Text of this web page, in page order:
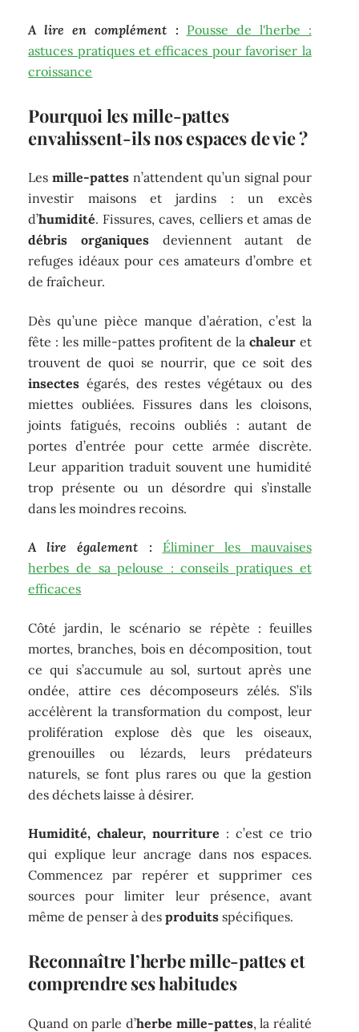
A lire en complément : Pousse de l'herbe :
astuces pratiques et efficaces pour favoriser la
croissance
Pourquoi les mille-pattes
envahissent-ils nos espaces de vie ?
Lesmille-pattes n’attendent qu’un signal pour
investir maisons et jardins : un excès
d’humidité. Fissures, caves, celliers et amas de
débris organiquesdeviennent autant de
refuges idéaux pour ces amateurs d’ombre et
de fraîcheur.
Dès qu’une pièce manque d’aération, c’est la
fête : les mille-pattes profitent de la chaleuret
trouvent de quoi se nourrir, que ce soit des
insectes égarés, des restes végétaux ou des
miettes oubliées. Fissures dans les cloisons,
joints fatigués, recoins oubliés : autant de
portes d’entrée pour cette armée discrète.
Leur apparition traduit souvent une humidité
trop présente ou un désordre qui s’installe
dans les moindres recoins.
A lire également :
Éliminer les mauvaises
herbes de sa pelouse : conseils pratiques et
efficaces
Côté jardin, le scénario se répète : feuilles
mortes, branches, bois en décomposition, tout
ce qui s’accumule au sol, surtout après une
ondée, attire ces décomposeurs zélés. S’ils
accélèrent la transformation du compost, leur
prolifération explose dès que les oiseaux,
grenouilles ou lézards, leurs prédateurs
naturels, se font plus rares ou que la gestion
des déchets laisse à désirer.
Humidité, chaleur, nourriture : c’est ce trio
qui explique leur ancrage dans nos espaces.
Commencez par repérer et supprimer ces
sources pour limiter leur présence, avant
même de penser à desproduits spécifiques.
Reconnaître l’herbe mille-pattes et
comprendre ses habitudes
Quand on parle d’herbe mille-pattes, la réalité